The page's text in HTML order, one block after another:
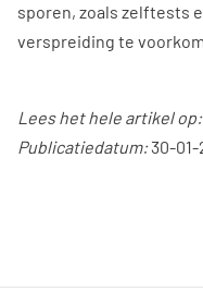
sporen, zoals zelftests
verspreiding te
Lees het hele artikel op:
Publicatiedatum:30-